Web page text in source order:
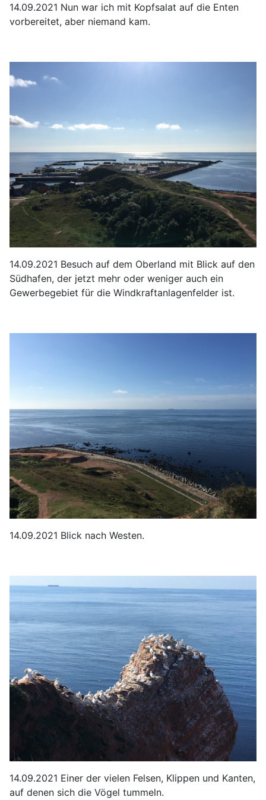
14.09.2021 Nun war ich mit Kopfsalat auf die Enten
vorbereitet, aber niemand kam.
14.09.2021 Besuch auf dem Oberland mit Blick auf den
Südhafen, der jetzt mehr oder weniger auch ein
Gewerbegebiet für die Windkraftanlagenfelder ist.
14.09.2021 Blick nach Westen.
14.09.2021 Einer der vielen Felsen, Klippen und Kanten,
auf denen sich die Vögel tummeln.